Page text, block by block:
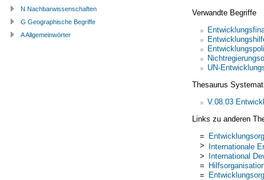
Verwandte Begriffe
UN-
Thesaurus
V.08.03
Links zu anderen
=
> Internationale
> International
=
=
N Nachbarwissenschaften
G Geographische Begriffe
A Allgemeinwörter